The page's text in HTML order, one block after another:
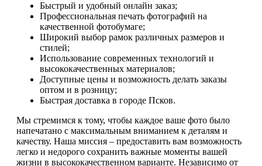
Быстрый и удобный онлайн заказ;
Профессиональная печать фотографий на
качественной фотобумаге;
Широкий выбор рамок различных размеров и
стилей;
Использование современных технологий и
высококачественных материалов;
Доступные цены и возможность делать заказы
оптом и в розницу;
Быстрая доставка в городе Псков.
Мы стремимся к тому, чтобы каждое ваше фото было
напечатано с максимальным вниманием к деталям и
качеству. Наша миссия – предоставить вам возможность
легко и недорого сохранить важные моменты вашей
жизни в высококачественном варианте. Независимо от